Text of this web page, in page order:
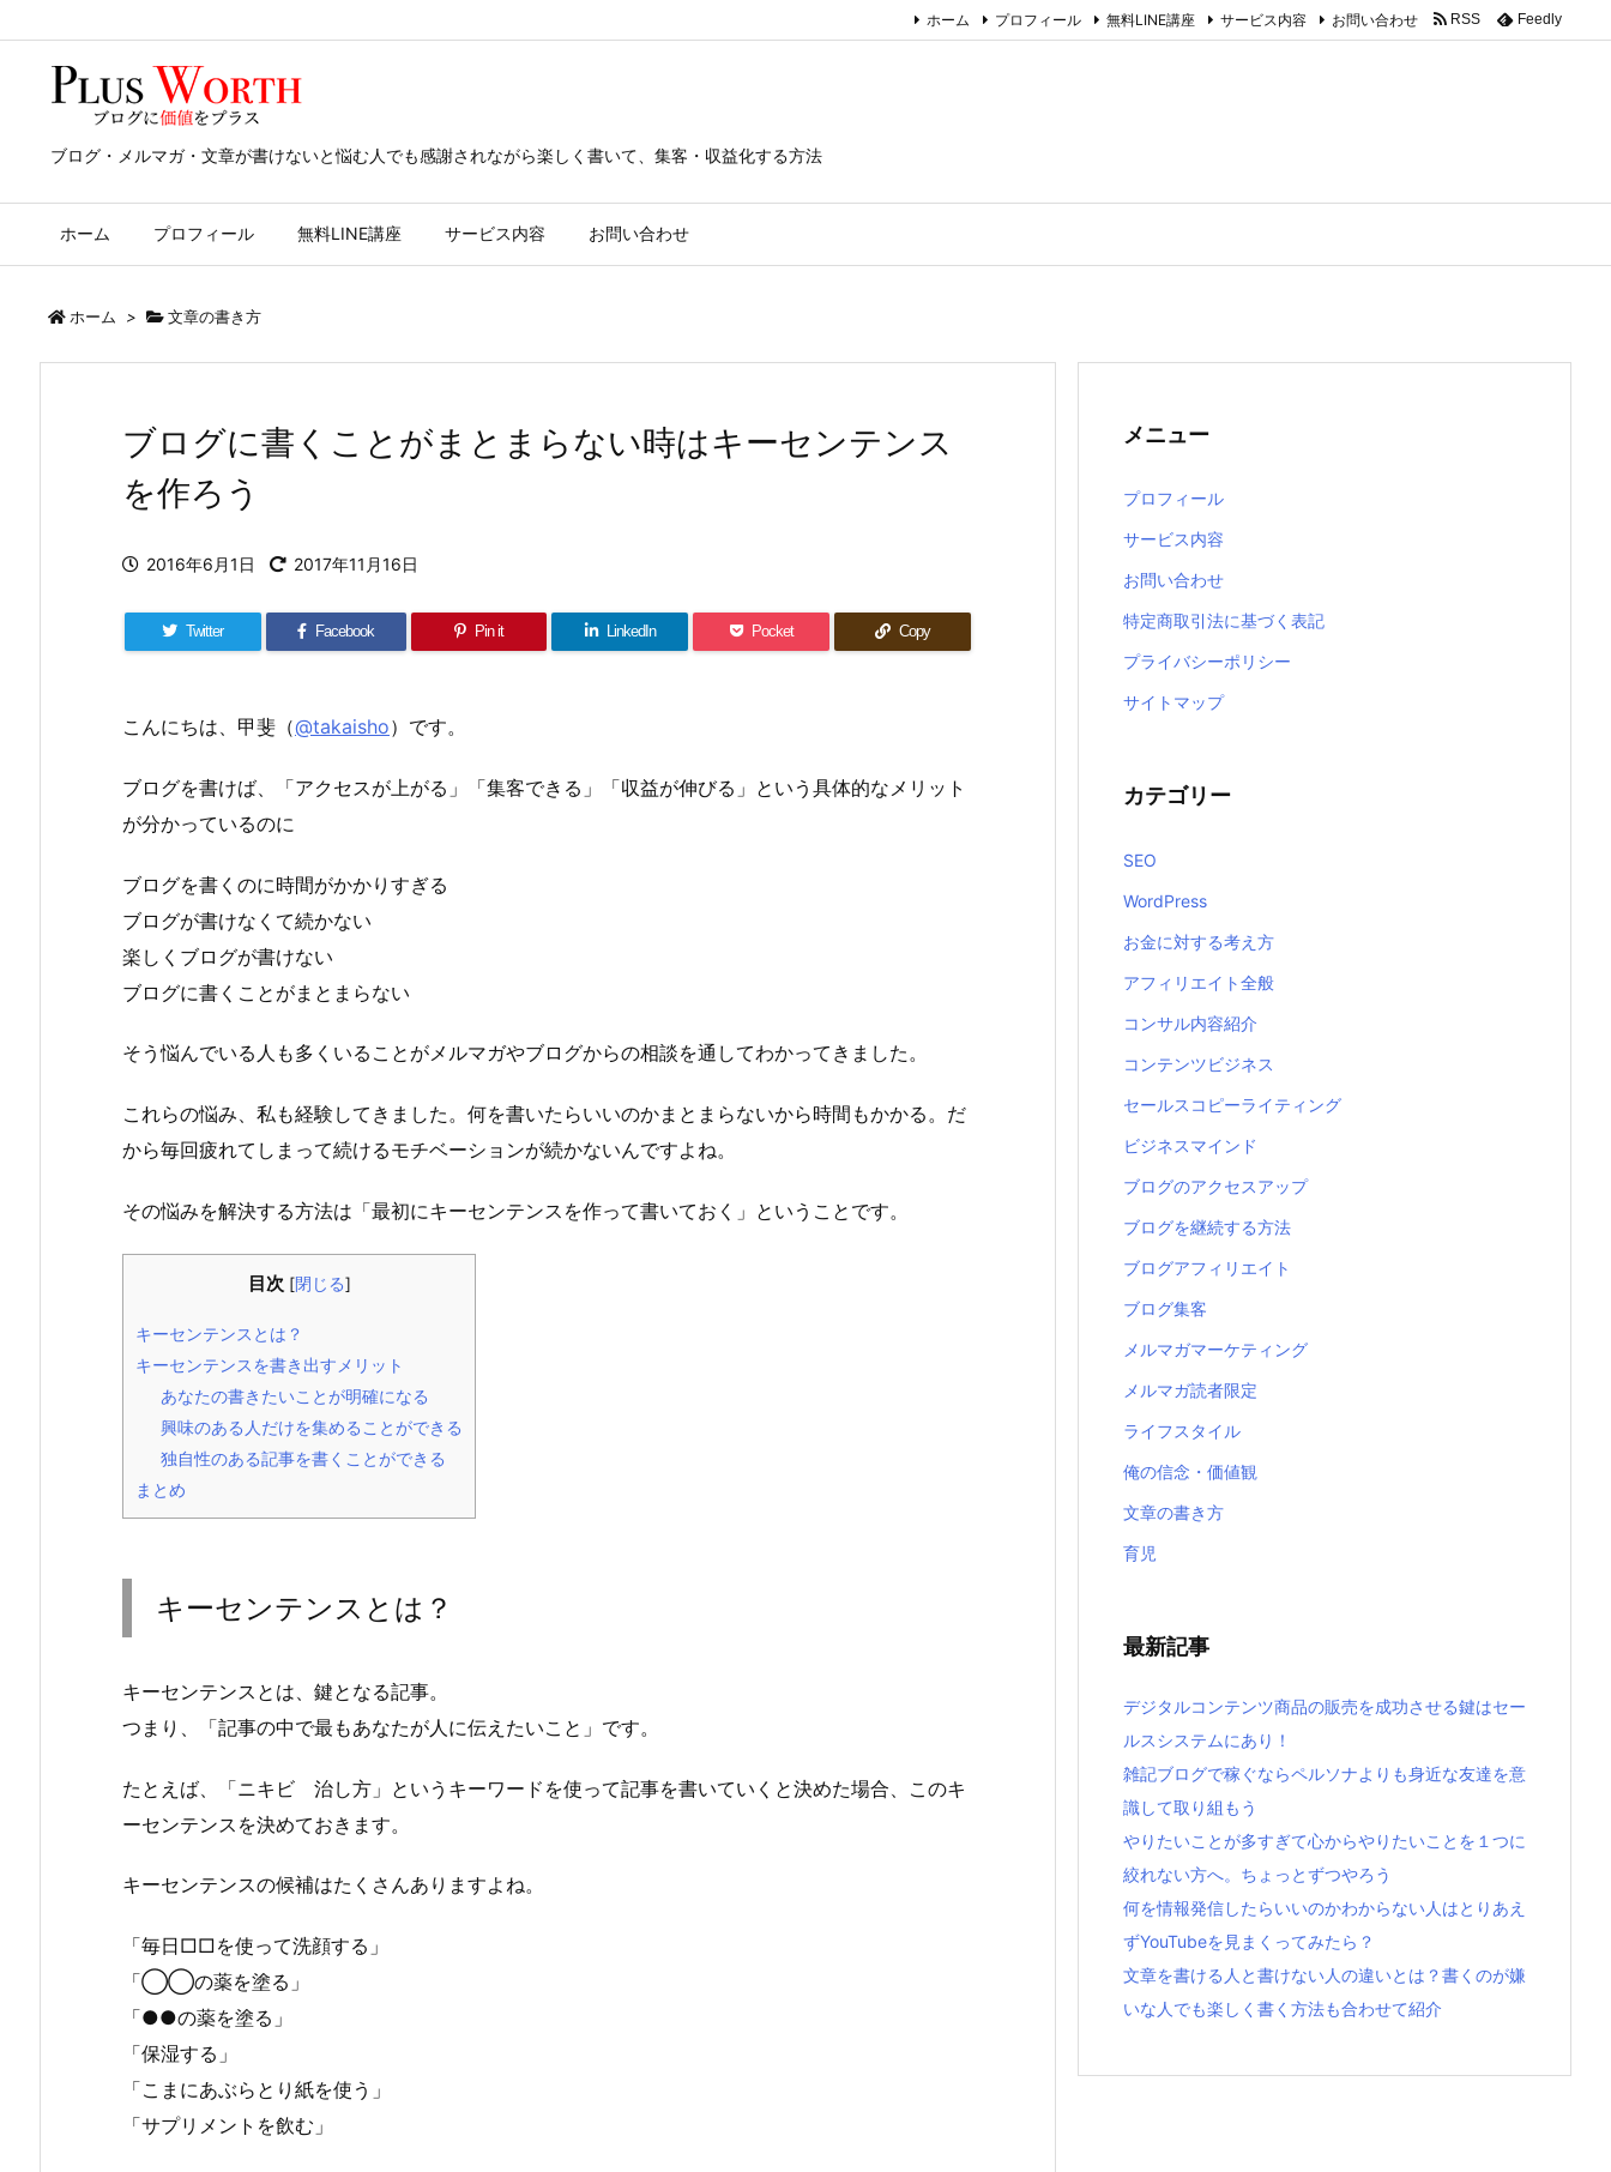
ブログ・メルマガ・文章が書けないと悩む人でも感謝されながら楽しく書いて、集客・収益化する方法
ホーム プロフィール 無料LINE講座 サービス内容 お問い合わせ
ホーム プロフィール 無料LINE講座 サービス内容 お問い合わせ RSS Feedly
ホーム > 文章の書き方
ブログに書くことがまとまらない時はキーセンテンス
を作ろう
2016年6月1日 2017年11月16日
Twitter Facebook Pin it LinkedIn Pocket Copy
こんにちは、甲斐（@takaisho）です。
ブログを書けば、「アクセスが上がる」「集客できる」「収益が伸びる」という具体的なメリット
が分かっているのに
ブログを書くのに時間がかかりすぎる
ブログが書けなくて続かない
楽しくブログが書けない
ブログに書くことがまとまらない
そう悩んでいる人も多くいることがメルマガやブログからの相談を通してわかってきました。
これらの悩み、私も経験してきました。何を書いたらいいのかまとまらないから時間もかかる。だ
から毎回疲れてしまって続けるモチベーションが続かないんですよね。
その悩みを解決する方法は「最初にキーセンテンスを作って書いておく」ということです。
目次 [閉じる]
キーセンテンスとは？
キーセンテンスを書き出すメリット
あなたの書きたいことが明確になる
興味のある人だけを集めることができる
独自性のある記事を書くことができる
まとめ
キーセンテンスとは？
キーセンテンスとは、鍵となる記事。
つまり、「記事の中で最もあなたが人に伝えたいこと」です。
たとえば、「ニキビ 治し方」というキーワードを使って記事を書いていくと決めた場合、このキ
ーセンテンスを決めておきます。
キーセンテンスの候補はたくさんありますよね。
「毎日□□を使って洗顔する」
「◯◯の薬を塗る」
「●●の薬を塗る」
「保湿する」
「こまにあぶらとり紙を使う」
「サプリメントを飲む」
メニュー
プロフィール
サービス内容
お問い合わせ
特定商取引法に基づく表記
プライバシーポリシー
サイトマップ
カテゴリー
SEO
WordPress
お金に対する考え方
アフィリエイト全般
コンサル内容紹介
コンテンツビジネス
セールスコピーライティング
ビジネスマインド
ブログのアクセスアップ
ブログを継続する方法
ブログアフィリエイト
ブログ集客
メルマガマーケティング
メルマガ読者限定
ライフスタイル
俺の信念・価値観
文章の書き方
育児
最新記事
デジタルコンテンツ商品の販売を成功させる鍵はセー
ルスシステムにあり！
雑記ブログで稼ぐならペルソナよりも身近な友達を意
識して取り組もう
やりたいことが多すぎて心からやりたいことを１つに
絞れない方へ。ちょっとずつやろう
何を情報発信したらいいのかわからない人はとりあえ
ずYouTubeを見まくってみたら？
文章を書ける人と書けない人の違いとは？書くのが嫌
いな人でも楽しく書く方法も合わせて紹介